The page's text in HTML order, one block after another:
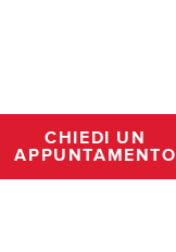
CHIEDI UN
APPUNTAMENTO